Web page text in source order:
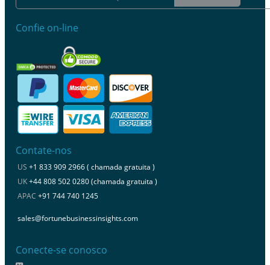
Confie on-line
Contate-nos
US +1 833 909 2966 ( chamada gratuita )
UK+44 808 502 0280 (chamada gratuita )
APAC +91 744 740 1245
sales@fortunebusinessinsights.com
Conecte-se conosco